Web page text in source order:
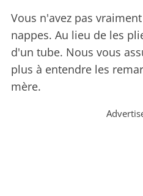
Vous n'avez pas
nappes. Au lieu de les
d'un tube. Nous vous
plus à entendre les
mère.